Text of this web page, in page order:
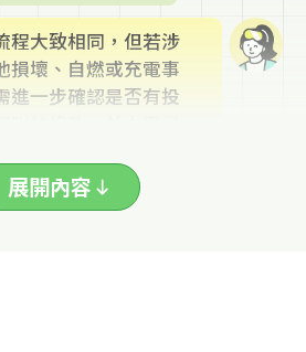
程大致相同，但若涉
損壞、自燃或充電事
進一步確認是否有投
展開內容